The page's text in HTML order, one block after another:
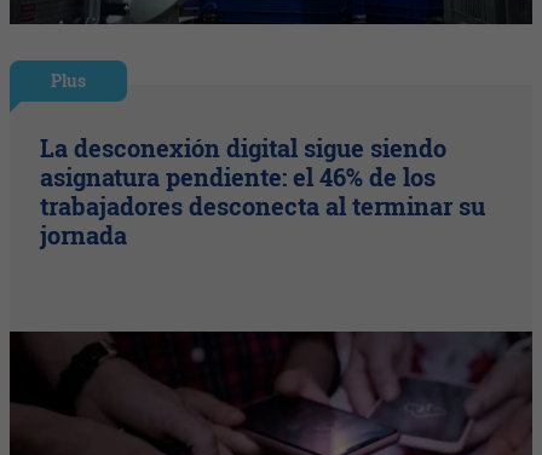
Plus
La desconexión digital sigue siendo
asignatura pendiente: el 46% de los
trabajadores desconecta al terminar su
jornada